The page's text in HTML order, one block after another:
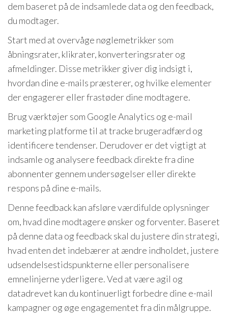
dem baseret på de indsamlede data og den feedback,
du modtager.
Start med at overvåge nøglemetrikker som
åbningsrater, klikrater, konverteringsrater og
afmeldinger. Disse metrikker giver dig indsigt i,
hvordan dine e-mails præsterer, og hvilke elementer
der engagerer eller frastøder dine modtagere.
Brug værktøjer som Google Analytics og e-mail
marketing platforme til at tracke brugeradfærd og
identificere tendenser. Derudover er det vigtigt at
indsamle og analysere feedback direkte fra dine
abonnenter gennem undersøgelser eller direkte
respons på dine e-mails.
Denne feedback kan afsløre værdifulde oplysninger
om, hvad dine modtagere ønsker og forventer. Baseret
på denne data og feedback skal du justere din strategi,
hvad enten det indebærer at ændre indholdet, justere
udsendelsestidspunkterne eller personalisere
emnelinjerne yderligere. Ved at være agil og
datadrevet kan du kontinuerligt forbedre dine e-mail
kampagner og øge engagementet fra din målgruppe.